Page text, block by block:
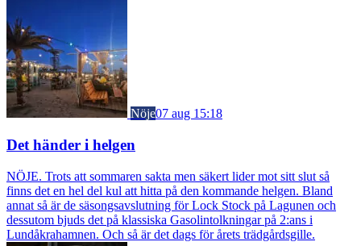
Nöje07 aug 15:18
Det händer i helgen
NÖJE. Trots att sommaren sakta men säkert lider mot sitt slut så
finns det en hel del kul att hitta på den kommande helgen. Bland
annat så är de säsongsavslutning för Lock Stock på Lagunen och
dessutom bjuds det på klassiska Gasolintolkningar på 2:ans i
Lundåkrahamnen. Och så är det dags för årets trädgårdsgille.